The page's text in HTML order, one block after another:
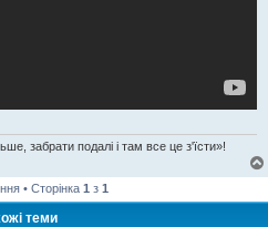
забрати подалі і там все це з'їсти»!
• Сторінка 1 з 1
теми